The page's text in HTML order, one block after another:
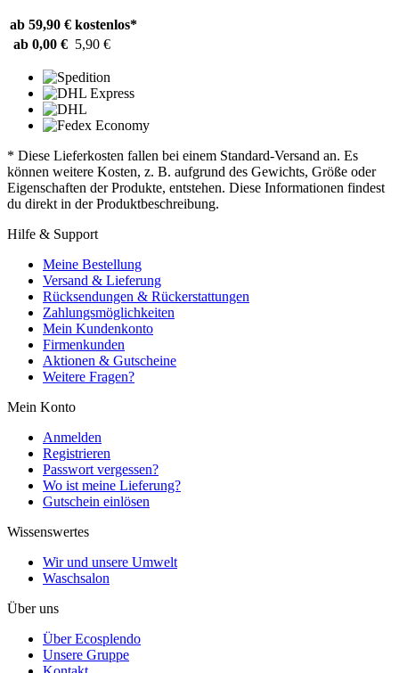
ab 59,90 € kostenlos*
ab 0,00 € 5,90 €
* Diese Lieferkosten fallen bei einem Standard-Versand an. Es
können weitere Kosten, z. B. aufgrund des Gewichts, Größe oder
Eigenschaften der Produkte, entstehen. Diese Informationen findest
du direkt in der Produktbeschreibung.
Hilfe & Support
Meine Bestellung
Versand & Lieferung
Rücksendungen & Rückerstattungen
Zahlungsmöglichkeiten
Mein Kundenkonto
Firmenkunden
Aktionen & Gutscheine
Weitere Fragen?
Mein Konto
Anmelden
Registrieren
Passwort vergessen?
Wo ist meine Lieferung?
Gutschein einlösen
Wissenswertes
Wir und unsere Umwelt
Waschsalon
Über uns
Über Ecosplendo
Unsere Gruppe